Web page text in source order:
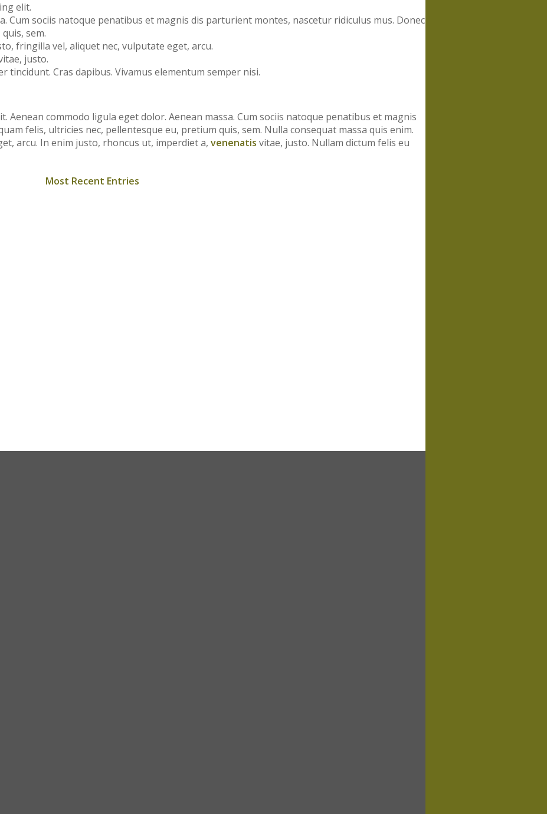
elit.
Cum sociis natoque penatibus et magnis dis parturient montes, nascetur ridiculus mus. Donec
sem.
fringilla vel, aliquet nec, vulputate eget, arcu.
justo.
Cras dapibus. Vivamus elementum semper nisi.
commodo ligula eget dolor. Aenean massa. Cum sociis natoque penatibus et magnis
felis, ultricies nec, pellentesque eu, pretium quis, sem. Nulla consequat massa quis enim.
arcu. In enim justo, rhoncus ut, imperdiet a, venenatis vitae, justo. Nullam dictum felis eu
Most Recent Entries